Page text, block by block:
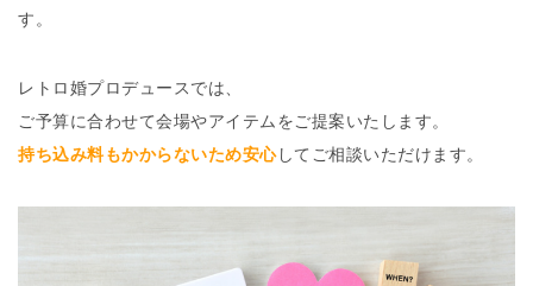
す。
レトロ婚プロデュースでは、
ご予算に合わせて会場やアイテムをご提案いたします。
持ち込み料もかからないため安心してご相談いただけます。